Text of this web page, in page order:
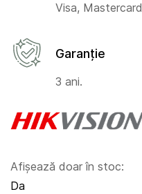
Afișează doar în stoc:
Da
Visa, Mastercard
Garanție
3 ani.